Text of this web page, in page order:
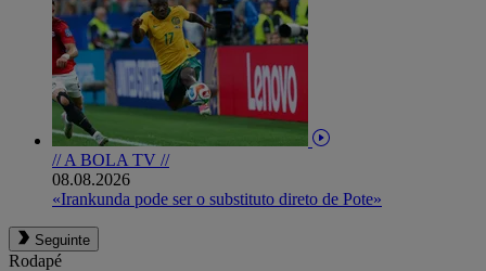
// A BOLA TV //
08.08.2026
«Irankunda pode ser o substituto direto de Pote»
Seguinte
Rodapé